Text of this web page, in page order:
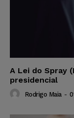
A Lei do Spray
presidencial
Rodrigo Maia -